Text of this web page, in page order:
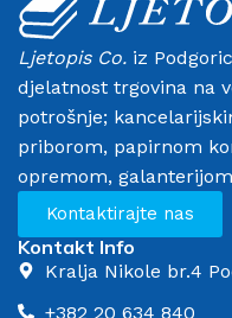
Ljetopis Co. iz
djelatnost trgovina na
potrošnje;
priborom, papirnom
opremom,
Kontaktirajte nas
Kontakt Info
Kralja Nikole br.4
+382 20 634 840